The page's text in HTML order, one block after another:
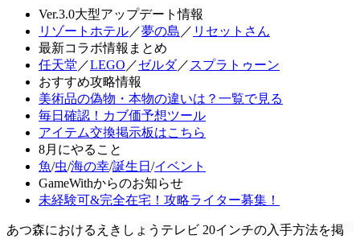
Ver.3.0大型アップデート情報
リゾートホテル／夢の島 ／ リセットさん
最新コラボ情報まとめ
任天堂 ／LEGO ／ゼルダ／ スプラトゥーン
おすすめ攻略情報
美術品の偽物・本物の違いは？一覧で見る
毎日確認！カブ価予想ツール
アイテム交換掲示板はこちら
8月にやること
魚/虫/海の幸/誕生日 /イベント
GameWithからのお知らせ
未経験可&完全在宅！攻略ライター募集！
あつ森におけるえきしょうテレビ 20インチの入手方法を掲